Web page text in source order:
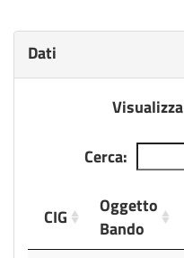
Dati
Visualizza
Cerca:
CIG
Oggetto
Bando